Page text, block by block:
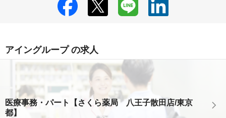
アイングループ の求人
医療事務・パート【さくら薬局 八王子散田店/東京
都】